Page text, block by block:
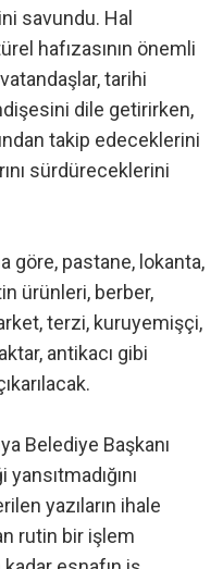
savundu. Hal
hafızasının önemli
tarihi
dile getirirken,
takip edeceklerini
sürdüreceklerini
göre, pastane, lokanta,
ürünleri, berber,
terzi, kuruyemişçi,
antikacı gibi
Belediye Başkanı
yazıların ihale
rutin bir işlem